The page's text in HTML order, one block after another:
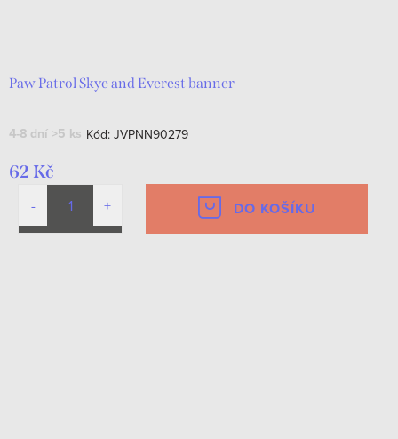
Paw Patrol Skye and Everest banner
4-8 dní >5 ks Kód: JVPNN90279
62 Kč
DO KOŠÍKU